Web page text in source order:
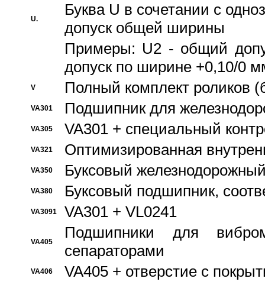
U.
Буква U в сочетании с
допуск общей ширины
Примеры: U2 - общий
допуск по ширине +0,10/0
V Полный комплект роликов
VA301 Подшипник для
VA305 VA301 + специальный
VA321 Оптимизированная
VA350 Буксовый
VA380 Буксовый подшипник,
VA3091 VA301 + VL0241
VA405
Подшипники для
сепараторами
VA406 VA405 + отверстие с